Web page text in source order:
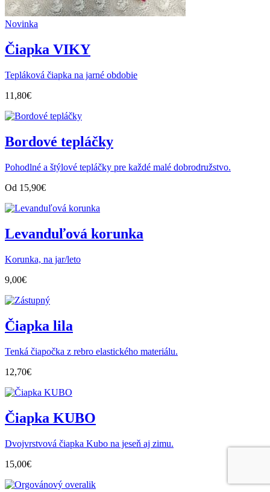
Novinka
Čiapka VIKY
Tepláková čiapka na jarné obdobie
11,80€
Bordové tepláčky
Pohodlné a štýlové tepláčky pre každé malé dobrodružstvo.
Od 15,90€
Levanduľová korunka
Korunka, na jar/leto
9,00€
Čiapka lila
Tenká čiapočka z rebro elastického materiálu.
12,70€
Čiapka KUBO
Dvojvrstvová čiapka Kubo na jeseň aj zimu.
15,00€